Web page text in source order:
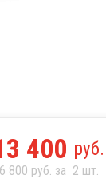
400 руб.
800 руб. за 2 шт.